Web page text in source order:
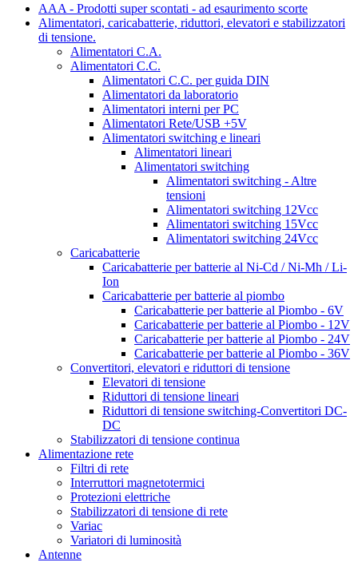
AAA - Prodotti super scontati - ad esaurimento scorte
Alimentatori, caricabatterie, riduttori, elevatori e stabilizzatori
di tensione.
Alimentatori C.A.
Alimentatori C.C.
Alimentatori C.C. per guida DIN
Alimentatori da laboratorio
Alimentatori interni per PC
Alimentatori Rete/USB +5V
Alimentatori switching e lineari
Alimentatori lineari
Alimentatori switching
Alimentatori switching - Altre
tensioni
Alimentatori switching 12Vcc
Alimentatori switching 15Vcc
Alimentatori switching 24Vcc
Caricabatterie
Caricabatterie per batterie al Ni-Cd / Ni-Mh / Li-
Ion
Caricabatterie per batterie al piombo
Caricabatterie per batterie al Piombo - 6V
Caricabatterie per batterie al Piombo - 12V
Caricabatterie per batterie al Piombo - 24V
Caricabatterie per batterie al Piombo - 36V
Convertitori, elevatori e riduttori di tensione
Elevatori di tensione
Riduttori di tensione lineari
Riduttori di tensione switching-Convertitori DC-
DC
Stabilizzatori di tensione continua
Alimentazione rete
Filtri di rete
Interruttori magnetotermici
Protezioni elettriche
Stabilizzatori di tensione di rete
Variac
Variatori di luminosità
Antenne